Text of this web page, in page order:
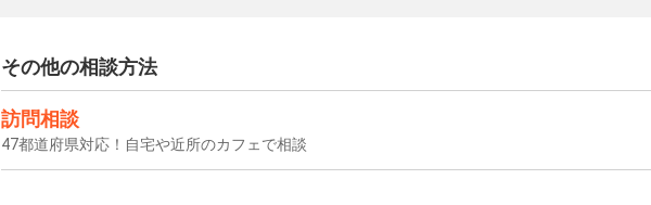
その他の相談方法
訪問相談
47都道府県対応！自宅や近所のカフェで相談